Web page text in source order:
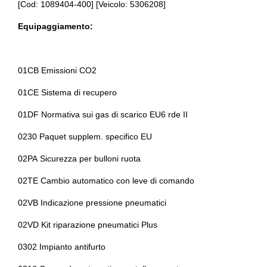
Fari autoadattivi
Fari con accensione automatica
Bulloni antifurto
Cambio automatico a 8 marce
Cerchi in lega da 19
[Cod: 1089404-400] [Veicolo: 5306208]
Equipaggiamento:
01CB Emissioni CO2
01CE Sistema di recupero
01DF Normativa sui gas di scarico EU6 rde II
0230 Paquet supplem. specifico EU
02PA Sicurezza per bulloni ruota
02TE Cambio automatico con leve di comando
02VB Indicazione pressione pneumatici
02VD Kit riparazione pneumatici Plus
0302 Impianto antifurto